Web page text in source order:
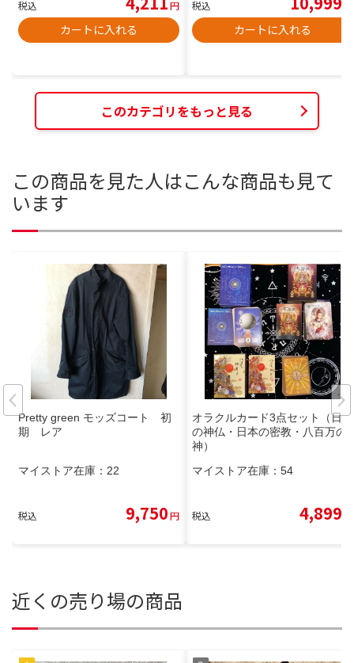
税込 円
カートに入れる
税込
カートに入れる
このカテゴリをもっと見る
この商品を見た人はこんな商品も見て
います
Pretty green モッズコート 初
期 レア
マイストア在庫： 22
税込 9,750円
オラクルカード3点セット（日本
の神仏・日本の密教・八百万の
神）
マイストア在庫： 54
税込 4,899
近くの売り場の商品